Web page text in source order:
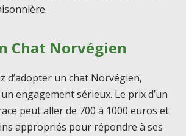
Chat Norvégien
d’adopter un chat Norvégien,
engagement sérieux. Le prix d’un
peut aller de 700 à 1000 euros et
appropriés pour répondre à ses